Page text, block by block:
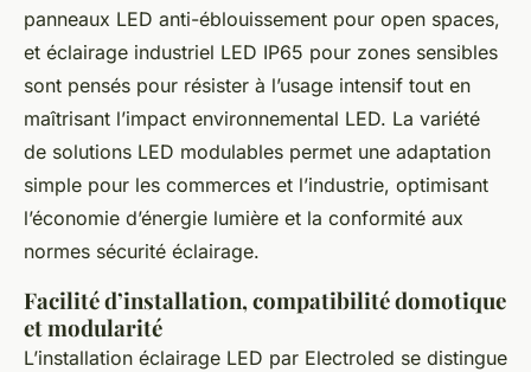
panneaux LED anti-éblouissement pour open spaces,
et éclairage industriel LED IP65 pour zones sensibles
sont pensés pour résister à l’usage intensif tout en
maîtrisant l’impact environnemental LED. La variété
de solutions LED modulables permet une adaptation
simple pour les commerces et l’industrie, optimisant
l’économie d’énergie lumière et la conformité aux
normes sécurité éclairage.
Facilité d’installation, compatibilité domotique
et modularité
L’installation éclairage LED par Electroled se distingue